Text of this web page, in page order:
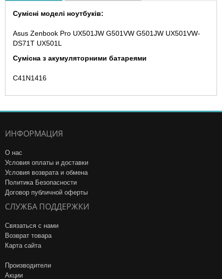
Сумісні моделі ноутбуків:
Asus Zenbook Pro UX501JW G501VW G501JW UX501VW-
DS71T UX501L
Сумісна з акумуляторними батареями
C41N1416
ИНФОРМАЦИЯ
О нас
Условия оплаты и доставки
Условия возврата и обмена
Политика Безопасности
Договор публичной оферты
СЛУЖБА ПОДДЕРЖКИ
Связаться с нами
Возврат товара
Карта сайта
Производители
Акции